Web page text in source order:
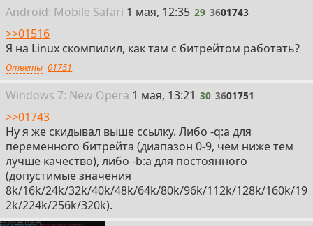
Android: Mobile Safari 29
1 мая, 12:35 29 3601743
>>01516
Я на Linux скомпилил, как там с битрейтом работать?
Ответы 01751
Windows 7: New Opera 30
1 мая, 13:21 30 3601751
>>01743
Ну я же скидывал выше ссылку. Либо -q:a для
переменного битрейта (диапазон 0-9, чем ниже тем
лучше качество), либо -b:a для постоянного
(допустимые значения
8k/16k/24k/32k/40k/48k/64k/80k/96k/112k/128k/160k/19
2k/224k/256k/320k).